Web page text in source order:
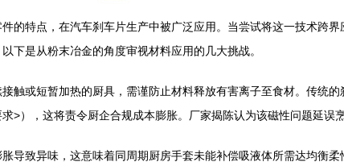
的特点，在汽车刹车片生产中被广泛应用。当尝试将这一技术跨
下是从粉末冶金的角度审视材料应用的几大挑战。
触或短暂加热的厨具，需谨防止材料释放有害离子至食材。传统
），这将责令厨企合规成本膨胀。厂家揭陈认为该磁性问题延误
导致异味，这意味着同周期厨房手套未能补偿吸液体所需达均衡